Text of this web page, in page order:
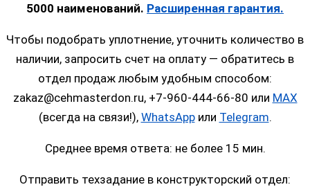
5000 наименований. Расширенная гарантия.
Чтобы подобрать уплотнение, уточнить количество в
наличии, запросить счет на оплату — обратитесь в
отдел продаж любым удобным способом:
zakaz@cehmasterdon.ru, +7-960-444-66-80 или MAX
(всегда на связи!), WhatsAppили Telegram.
Среднее время ответа: не более 15 мин.
Отправить техзадание в конструкторский отдел: